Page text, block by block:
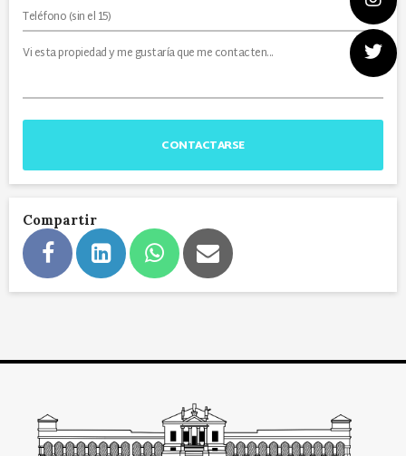
CONTACTARSE
Compartir